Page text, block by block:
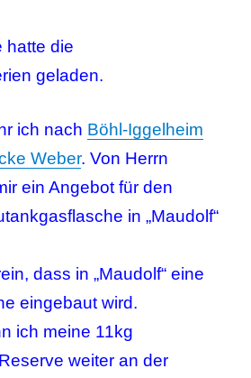
hatte die
geladen.
ich nach Böhl-Iggelheim
Weber. Von Herrn
ein Angebot für den
in „Maudolf“
dass in „Maudolf“ eine
eingebaut wird.
ich meine 11kg
weiter an der